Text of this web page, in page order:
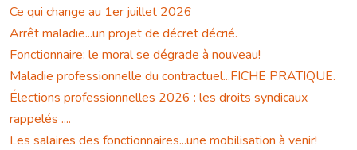
Ce qui change au 1er juillet 2026
Arrêt maladie...un projet de décret décrié.
Fonctionnaire: le moral se dégrade à nouveau!
Maladie professionnelle du contractuel...FICHE PRATIQUE.
Élections professionnelles 2026 : les droits syndicaux
rappelés ....
Les salaires des fonctionnaires...une mobilisation à venir!